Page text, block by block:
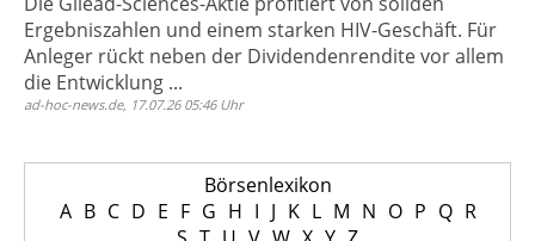
Ergebniszahlen und einem starken HIV-Geschäft. Für
Anleger rückt neben der Dividendenrendite vor allem
die Entwicklung ...
ad-hoc-news.de, 17.07.26 05:46 Uhr
Börsenlexikon
A B C D E F G H I J K L M N O P Q R